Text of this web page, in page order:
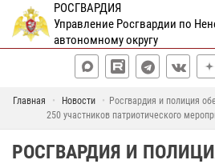
РОСГВАРДИЯ
Управление Росгвардии по
автономному округу
Главная Новости
Росгвардия и полиция
250 участников патриотического
РОСГВАРДИЯ И